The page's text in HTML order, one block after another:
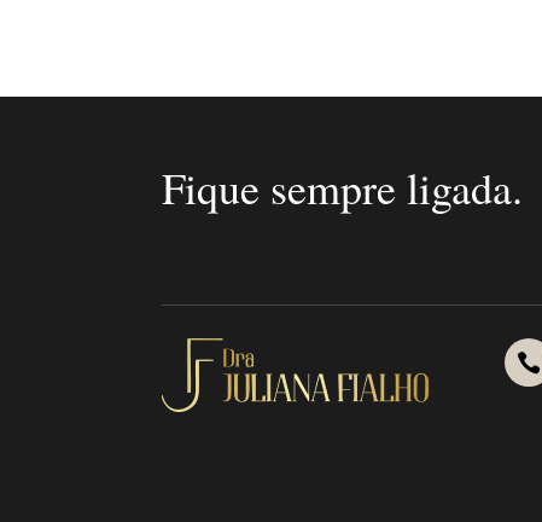
Fique sempre ligada.
